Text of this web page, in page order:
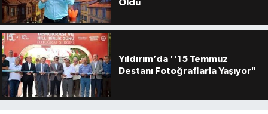
Oldu
Yıldırım’da ''15 Temmuz
Destanı Fotoğraflarla Yaşıyor"